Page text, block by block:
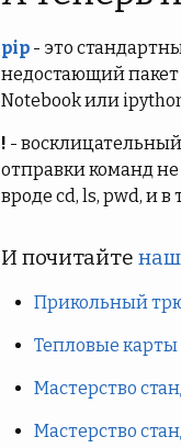
pip - это
недостающий пакет
Notebook или
! -
отправки команд
вроде cd, ls, pwd, и
И почитайте
Прикольный
Тепловые карты
Мастерство
Мастерство